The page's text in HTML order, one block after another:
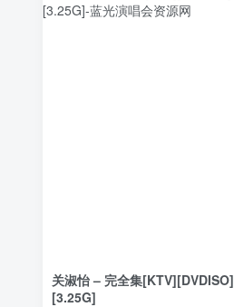
关淑怡 – 完全集[KTV][DVDISO]
[3.25G]